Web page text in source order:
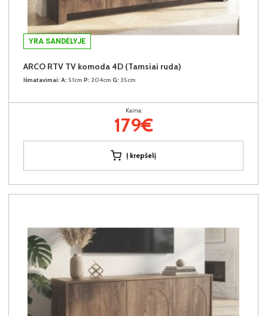
YRA SANDĖLYJE
ARCO RTV TV komoda 4D (Tamsiai ruda)
Išmatavimai: A: 51cm P: 204cm G: 35cm
Kaina:
179€
Į krepšelį